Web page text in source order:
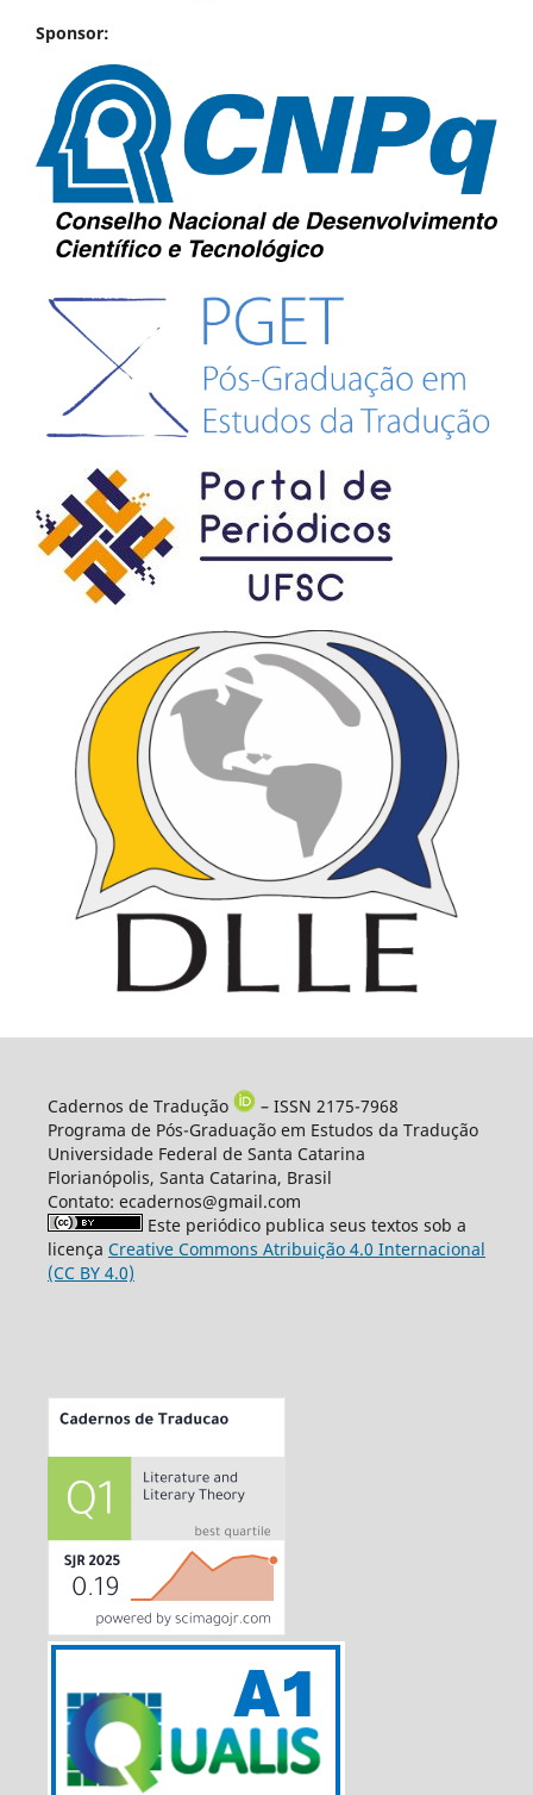
Sponsor:
Cadernos de Tradução
– ISSN 2175-7968
Programa de Pós-Graduação em Estudos da Tradução
Universidade Federal de Santa Catarina
Florianópolis, Santa Catarina, Brasil
Contato: ecadernos@gmail.com
Este periódico publica seus textos sob a
licença Creative Commons Atribuição 4.0 Internacional
(CC BY 4.0)